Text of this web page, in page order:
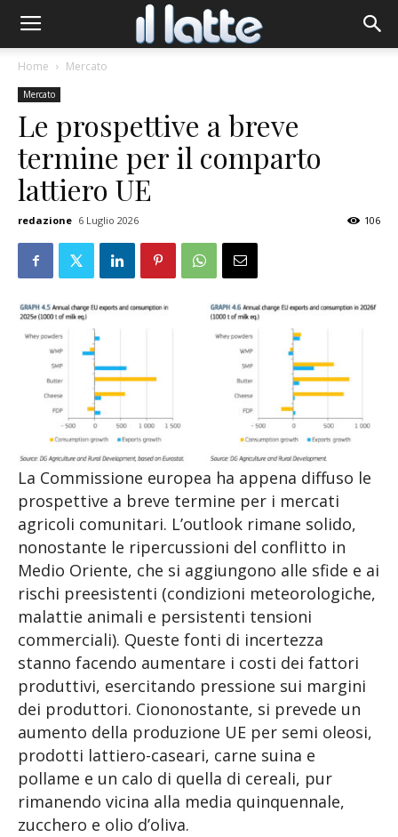
Home Mercato
Mercato
Le prospettive a breve
termine per il comparto
lattiero UE
redazione 6 Luglio 2026 106
La Commissione europea ha appena diffuso le
prospettive a breve termine per i mercati
agricoli comunitari. L’outlook rimane solido,
nonostante le ripercussioni del conflitto in
Medio Oriente, che si aggiungono alle sfide e ai
rischi preesistenti (condizioni meteorologiche,
malattie animali e persistenti tensioni
commerciali). Queste fonti di incertezza
stanno facendo aumentare i costi dei fattori
produttivi, esercitando pressione sui margini
dei produttori. Ciononostante, si prevede un
aumento della produzione UE per semi oleosi,
prodotti lattiero-caseari, carne suina e
pollame e un calo di quella di cereali, pur
rimanendo vicina alla media quinquennale,
zucchero e olio d’oliva.